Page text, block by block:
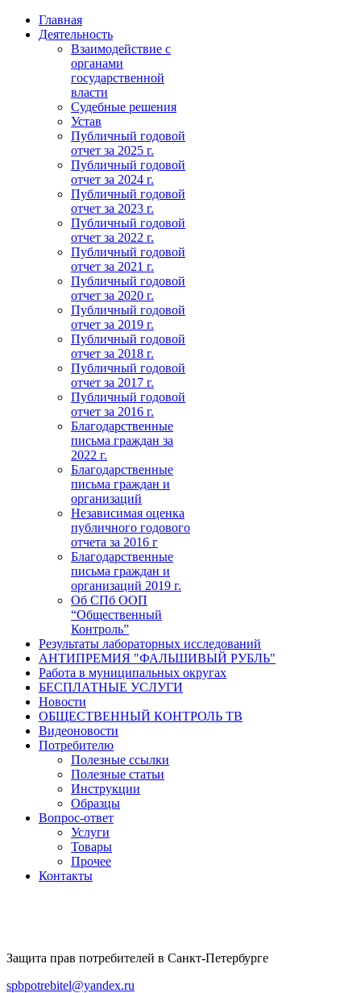
Главная
Деятельность
Взаимодействие с
органами
государственной
власти
Судебные решения
Устав
Публичный годовой
отчет за 2025 г.
Публичный годовой
отчет за 2024 г.
Публичный годовой
отчет за 2023 г.
Публичный годовой
отчет за 2022 г.
Публичный годовой
отчет за 2021 г.
Публичный годовой
отчет за 2020 г.
Публичный годовой
отчет за 2019 г.
Публичный годовой
отчет за 2018 г.
Публичный годовой
отчет за 2017 г.
Публичный годовой
отчет за 2016 г.
Благодарственные
письма граждан за
2022 г.
Благодарственные
письма граждан и
организаций
Независимая оценка
публичного годового
отчета за 2016 г
Благодарственные
письма граждан и
организаций 2019 г.
Об СПб ООП
“Общественный
Контроль”
Результаты лабораторных исследований
АНТИПРЕМИЯ "ФАЛЬШИВЫЙ РУБЛЬ"
Работа в муниципальных округах
БЕСПЛАТНЫЕ УСЛУГИ
Новости
ОБЩЕСТВЕННЫЙ КОНТРОЛЬ ТВ
Видеоновости
Потребителю
Полезные ссылки
Полезные статьи
Инструкции
Образцы
Вопрос-ответ
Услуги
Товары
Прочее
Контакты
Защита прав потребителей в Санкт-Петербурге
spbpotrebitel@yandex.ru